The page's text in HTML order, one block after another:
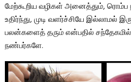
மேற்கூறிய வழிகள் அனைத்தும், ரொம்ப
உதிர்ந்து, முடி வளர்ச்சியே இல்லாமல்
பலன்களைத் தரும் என்பதில்
நண்பர்களே.